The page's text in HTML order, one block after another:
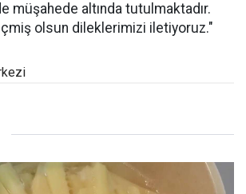
müşahede altında tutulmaktadır.
olsun dileklerimizi iletiyoruz."